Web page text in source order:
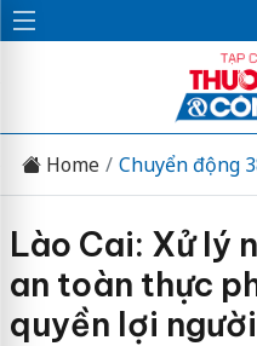
Home Chuyển động
Lào Cai: Xử lý
an toàn thực
quyền lợi